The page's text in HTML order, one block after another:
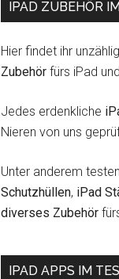
IPAD ZUBEHÖR
Hier findet ihr
Zubehör fürs iPad
Jedes erdenkliche
Nieren von uns
Unter anderem
Schutzhüllen, iPad
diverses Zubehör
IPAD APPS IM